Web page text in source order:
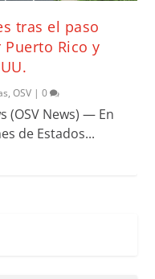
tras el paso
Rico y
,OSV |0
(OSV News) — En
de Estados...